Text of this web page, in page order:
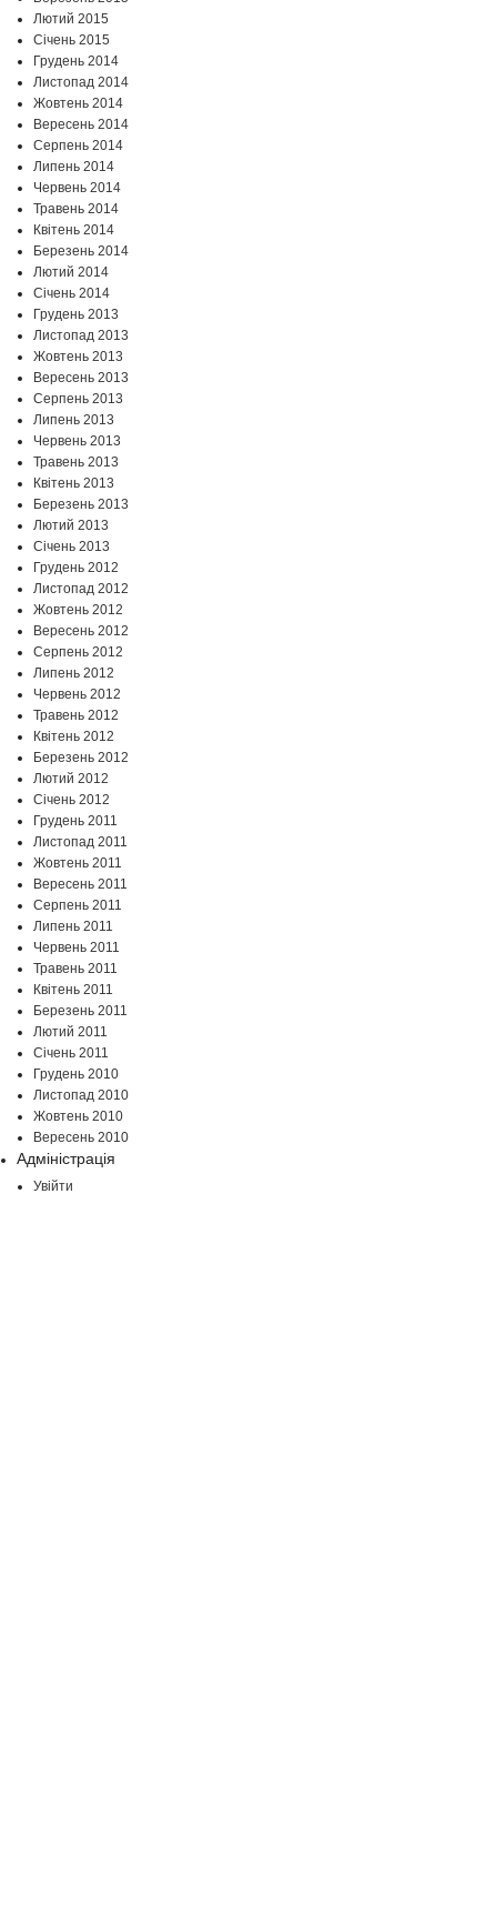
Лютий 2015
Січень 2015
Грудень 2014
Листопад 2014
Жовтень 2014
Вересень 2014
Серпень 2014
Липень 2014
Червень 2014
Травень 2014
Квітень 2014
Березень 2014
Лютий 2014
Січень 2014
Грудень 2013
Листопад 2013
Жовтень 2013
Вересень 2013
Серпень 2013
Липень 2013
Червень 2013
Травень 2013
Квітень 2013
Березень 2013
Лютий 2013
Січень 2013
Грудень 2012
Листопад 2012
Жовтень 2012
Вересень 2012
Серпень 2012
Липень 2012
Червень 2012
Травень 2012
Квітень 2012
Березень 2012
Лютий 2012
Січень 2012
Грудень 2011
Листопад 2011
Жовтень 2011
Вересень 2011
Серпень 2011
Липень 2011
Червень 2011
Травень 2011
Квітень 2011
Березень 2011
Лютий 2011
Січень 2011
Грудень 2010
Листопад 2010
Жовтень 2010
Вересень 2010
Адміністрація
Увійти